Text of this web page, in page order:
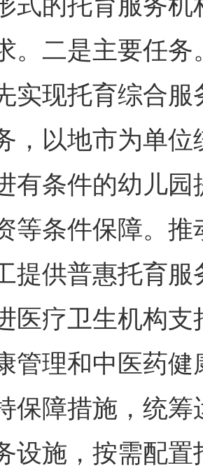
。二是主要任
实现托育综合
，以地市为单
有条件的幼儿
等条件保障。
提供普惠托育
医疗卫生机构
管理和中医药
保障措施，统
设施，按需配